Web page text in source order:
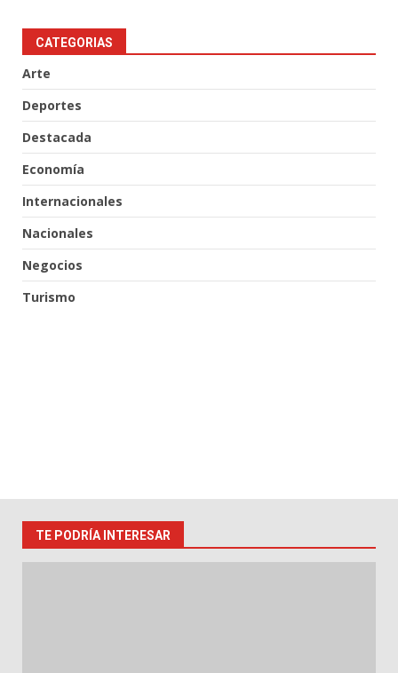
CATEGORIAS
Arte
Deportes
Destacada
Economía
Internacionales
Nacionales
Negocios
Turismo
TE PODRÍA INTERESAR